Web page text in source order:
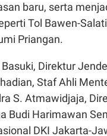
baru, serta
Tol Bawen-
Priangan.
Direktur
Staf Ahli
S. Atmawidjaja,
Budi Harimawan
DKI Jakarta-